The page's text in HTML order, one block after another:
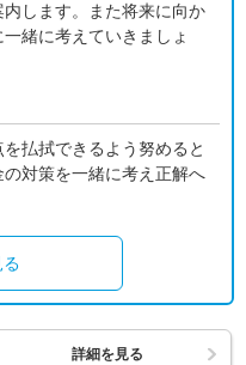
します。また将来に向か
緒に考えていきましょ
払拭できるよう努めると
対策を一緒に考え正解へ
る
詳細を見る